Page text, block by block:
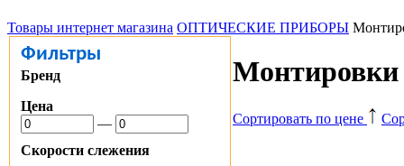
Товары интернет магазина ОПТИЧЕСКИЕ ПРИБОРЫ
Фильтры
Бренд
Цена
—
Скорости слежения
Монтировки
Сортировать по цене